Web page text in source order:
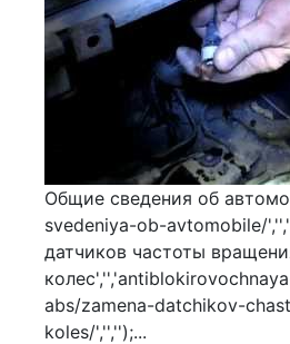
Общие сведения об
svedeniya-ob-avtomobile/
датчиков частоты
abs/zamena-datchikov-
koles/','','');...